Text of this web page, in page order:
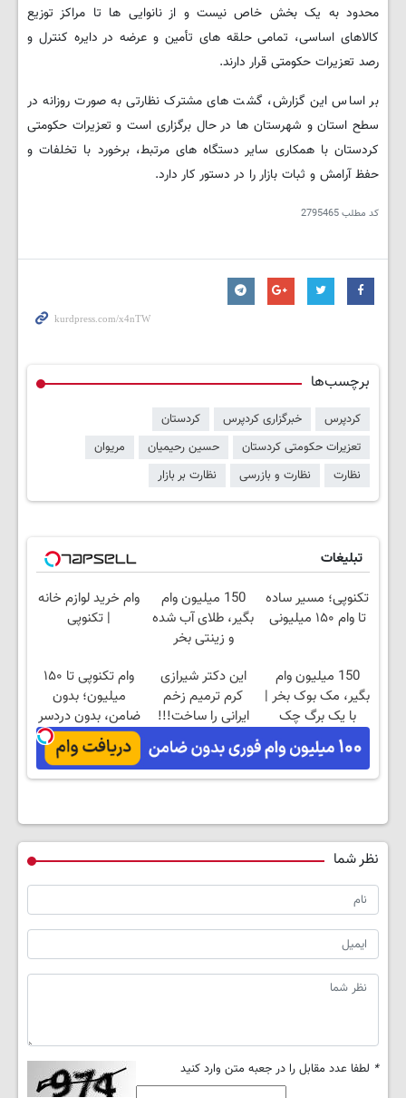
محدود به یک بخش خاص نیست و از نانوایی ها تا مراکز توزیع
کالاهای اساسی، تمامی حلقه های تأمین و عرضه در دایره کنترل و
رصد تعزیرات حکومتی قرار دارند.
بر اساس این گزارش، گشت های مشترک نظارتی به صورت روزانه در
سطح استان و شهرستان ها در حال برگزاری است و تعزیرات حکومتی
کردستان با همکاری سایر دستگاه های مرتبط، برخورد با تخلفات و
حفظ آرامش و ثبات بازار را در دستور کار دارد.
کد مطلب2795465
برچسب‌ها
کردپرس خبرگزاری کردپرس
کردستان
تعزیرات حکومتی کردستان
حسین رحیمیان
مریوان
نظارت
نظارت و بازرسی نظارت بر بازار
تبلیغات
تکنوپی؛ مسیر ساده
تا وام ۱۵۰ میلیونی
150 میلیون وام
بگیر، طلای آب شده
و زینتی بخر
وام خرید لوازم خانه
| تکنوپی
150 میلیون وام
بگیر، مک بوک بخر |
با یک برگ چک
این دکتر شیرازی
کرم ترمیم زخم
ایرانی را ساخت!!!
وام تکنوپی تا ۱۵۰
میلیون؛ بدون
ضامن، بدون دردسر
نظر شما
* لطفا عدد مقابل را در جعبه متن وارد کنید